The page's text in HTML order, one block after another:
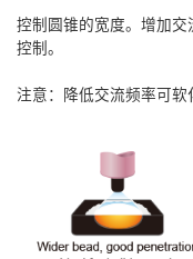
控制圆锥的宽度。增加
控制。
注意：降低交流频率可软